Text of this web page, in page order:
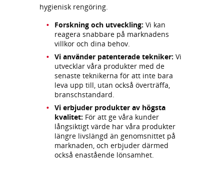
hygienisk rengöring.
Forskning och utveckling: Vi kan
reagera snabbare på marknadens
villkor och dina behov.
Vi använder patenterade tekniker: Vi
utvecklar våra produkter med de
senaste teknikerna för att inte bara
leva upp till, utan också överträffa,
branschstandard.
Vi erbjuder produkter av högsta
kvalitet: För att ge våra kunder
långsiktigt värde har våra produkter
längre livslängd än genomsnittet på
marknaden, och erbjuder därmed
också enastående lönsamhet.